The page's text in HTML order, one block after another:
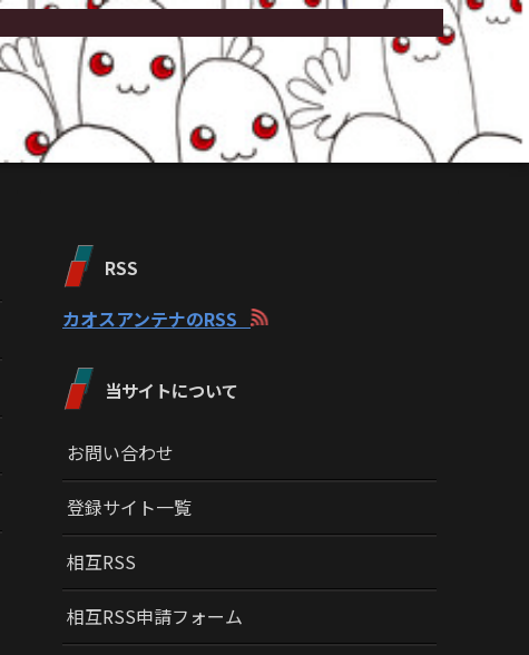
RSS
カオスアンテナのRSS
当サイトについて
お問い合わせ
登録サイト一覧
相互RSS
相互RSS申請フォーム